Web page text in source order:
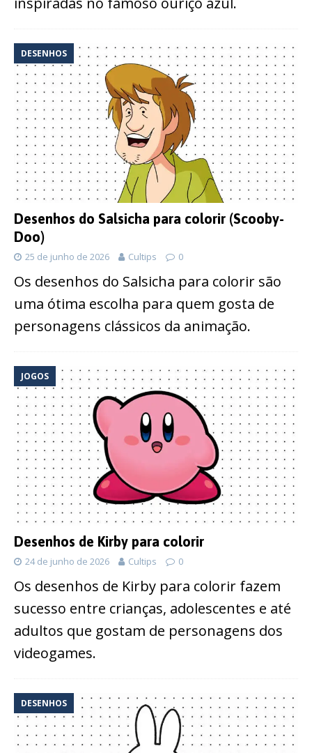
DESENHOS
Desenhos do Salsicha para colorir (Scooby-
Doo)
25 de junho de 2026 Cultips 0
Os desenhos do Salsicha para colorir são
uma ótima escolha para quem gosta de
personagens clássicos da animação.
JOGOS
Desenhos de Kirby para colorir
24 de junho de 2026 Cultips 0
Os desenhos de Kirby para colorir fazem
sucesso entre crianças, adolescentes e até
adultos que gostam de personagens dos
videogames.
DESENHOS